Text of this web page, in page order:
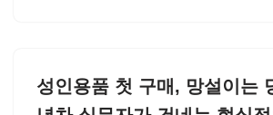
성인용품 첫 구매, 망설이는